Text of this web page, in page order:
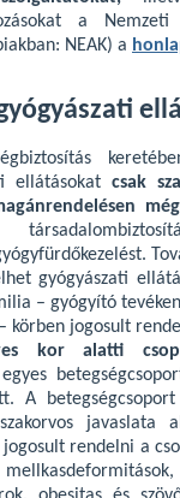
a Nemzeti
NEAK) a
ellátásokat csak
gyógyászati
– gyógyító
körben jogosult
kor alatti
egyes
A
javaslata
jogosult rendelni a